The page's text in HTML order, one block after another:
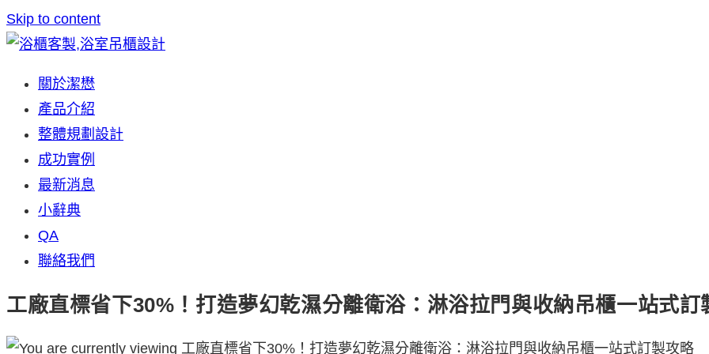
Skip to content
關於潔懋
產品介紹
整體規劃設計
成功實例
最新消息
小辭典
QA
聯絡我們
工廠直標省下30%！打造夢幻乾濕分離衛浴：淋浴拉門與收納吊櫃一站式訂